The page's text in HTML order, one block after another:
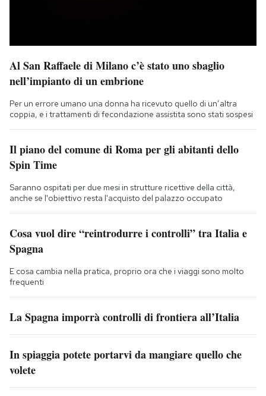
Al San Raffaele di Milano c’è stato uno sbaglio
nell’impianto di un embrione
Per un errore umano una donna ha ricevuto quello di un’altra
coppia, e i trattamenti di fecondazione assistita sono stati sospesi
Il piano del comune di Roma per gli abitanti dello
Spin Time
Saranno ospitati per due mesi in strutture ricettive della città,
anche se l'obiettivo resta l'acquisto del palazzo occupato
Cosa vuol dire “reintrodurre i controlli” tra Italia e
Spagna
E cosa cambia nella pratica, proprio ora che i viaggi sono molto
frequenti
La Spagna imporrà controlli di frontiera all’Italia
In spiaggia potete portarvi da mangiare quello che
volete